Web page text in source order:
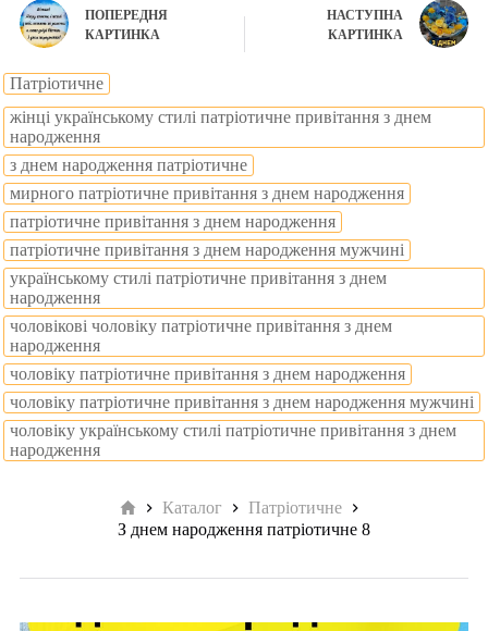
ПОПЕРЕДНЯ
КАРТИНКА
НАСТУПНА
КАРТИНКА
Патріотичне
жінці українському стилі патріотичне привітання з днем
народження
з днем народження патріотичне
мирного патріотичне привітання з днем народження
патріотичне привітання з днем народження
патріотичне привітання з днем народження мужчині
українському стилі патріотичне привітання з днем
народження
чоловікові чоловіку патріотичне привітання з днем
народження
чоловіку патріотичне привітання з днем народження
чоловіку патріотичне привітання з днем народження мужчині
чоловіку українському стилі патріотичне привітання з днем
народження
Головна
Каталог
Патріотичне
З днем народження патріотичне 8